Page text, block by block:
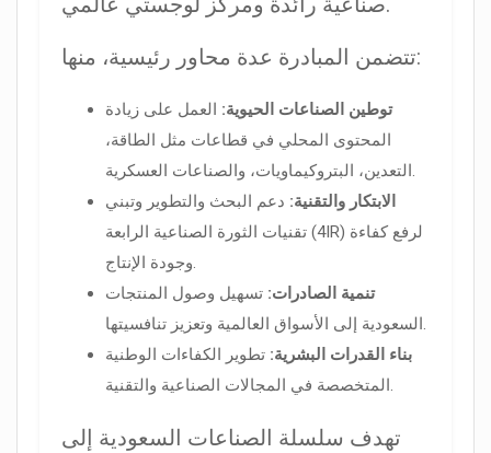
تتضمن المبادرة عدة محاور رئيسية، منها:
توطين الصناعات الحيوية: العمل على زيادة
المحتوى المحلي في قطاعات مثل الطاقة،
التعدين، البتروكيماويات، والصناعات العسكرية.
الابتكار والتقنية: دعم البحث والتطوير وتبني
تقنيات الثورة الصناعية الرابعة (4IR) لرفع كفاءة
وجودة الإنتاج.
تنمية الصادرات: تسهيل وصول المنتجات
السعودية إلى الأسواق العالمية وتعزيز تنافسيتها.
بناء القدرات البشرية: تطوير الكفاءات الوطنية
المتخصصة في المجالات الصناعية والتقنية.
تهدف سلسلة الصناعات السعودية إلى